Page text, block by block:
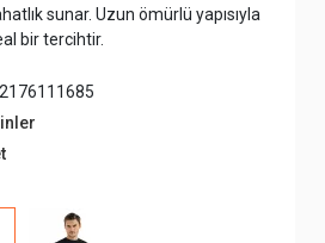
sunar. Uzun ömürlü yapısıyla
bir tercihtir.